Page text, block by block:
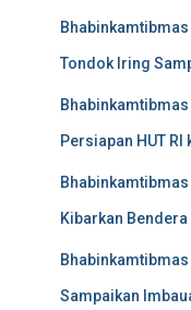
Tondok Iring
Persiapan HUT
Kibarkan Bendera
Bhabinkamtibmas
Sampaikan